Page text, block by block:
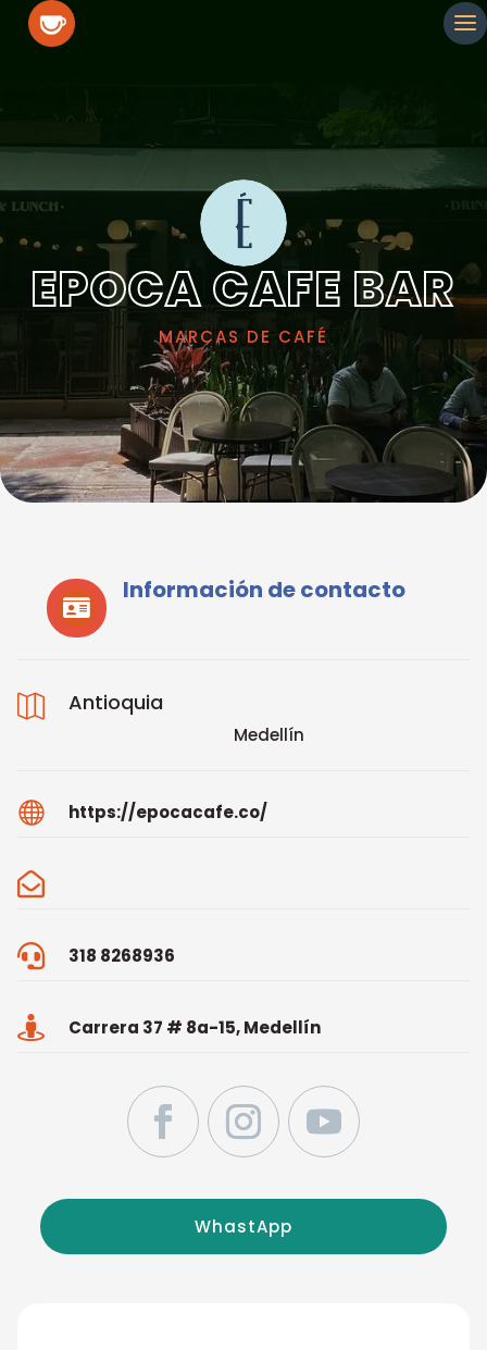
EPOCA CAFE BAR
MARCAS DE CAFÉ

Información de contacto
 Antioquia
Medellín
 https://epocacafe.co/

 318 8268936
 Carrera 37 # 8a-15, Medellín
WhastApp